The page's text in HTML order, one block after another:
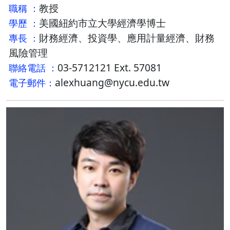
職稱 ： 教授
學歷 ： 美國紐約市立大學經濟學博士
專長 ： 財務經濟、投資學、應用計量經濟、財務
風險管理
聯絡電話 ： 03-5712121 Ext. 57081
電子郵件： alexhuang@nycu.edu.tw